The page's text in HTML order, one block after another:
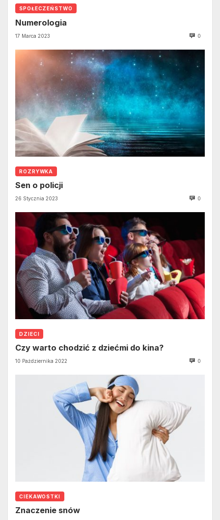
SPOŁECZEŃSTWO
Numerologia
17 Marca 2023 0
ROZRYWKA
Sen o policji
26 Stycznia 2023 0
DZIECI
Czy warto chodzić z dziećmi do kina?
10 Października 2022 0
CIEKAWOSTKI
Znaczenie snów